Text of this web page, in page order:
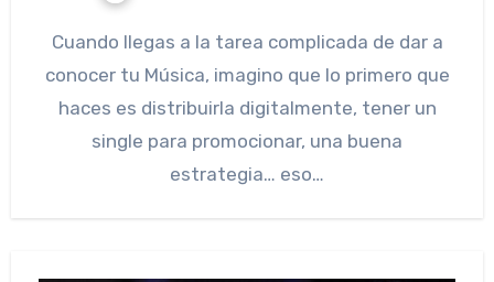
Cuando llegas a la tarea complicada de dar a
conocer tu Música, imagino que lo primero que
haces es distribuirla digitalmente, tener un
single para promocionar, una buena
estrategia… eso…